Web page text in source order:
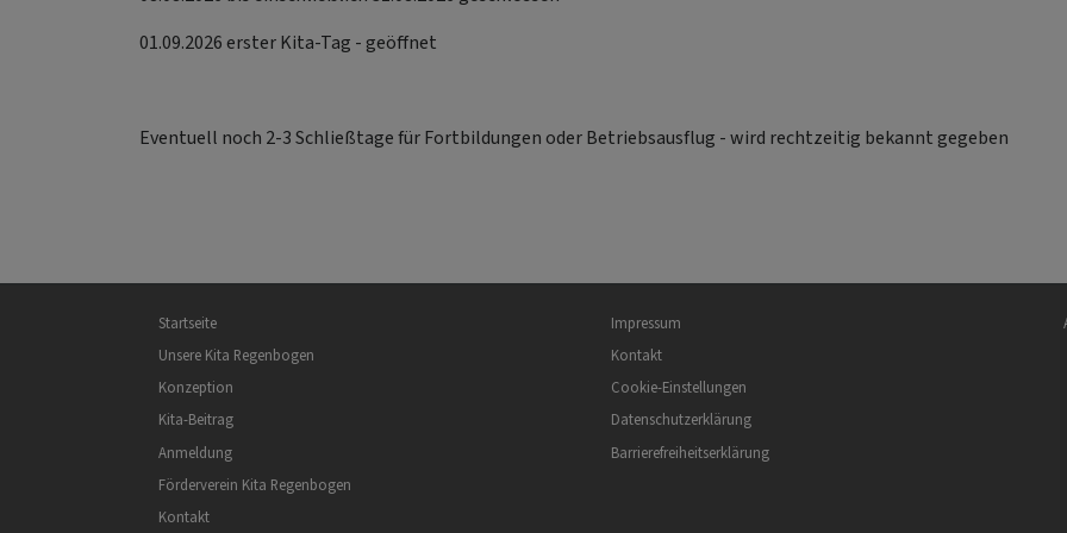
01.09.2026 erster Kita-Tag - geöffnet
Eventuell noch 2-3 Schließtage für Fortbildungen oder Betriebsausflug - wird rechtzeitig bekannt gegeben
Hauptnavigation
Startseite
Unsere Kita Regenbogen
Konzeption
Kita-Beitrag
Anmeldung
Förderverein Kita Regenbogen
Kontakt
Fußbereichsmenü
Impressum
Kontakt
Cookie-Einstellungen
Datenschutzerklärung
Barrierefreiheitserklärung